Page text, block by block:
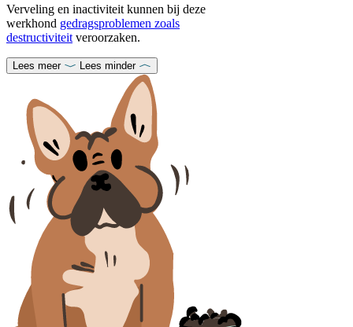
Verveling en inactiviteit kunnen bij deze
werkhond gedragsproblemen zoals
destructiviteit veroorzaken.
Lees meer Lees minder